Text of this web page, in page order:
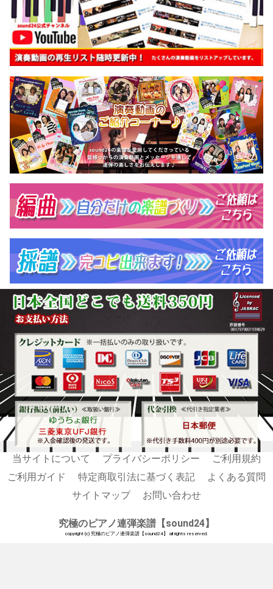
当サイトについて プライバシーポリシー
ご利用規約
ご利用ガイド
特定商取引法に基づく表記
よくある質問
サイトマップ
お問い合わせ
究極のピアノ連弾楽譜【sound24】
copyright (c) 究極のピアノ連弾楽譜【sound24】 all rights reserved.